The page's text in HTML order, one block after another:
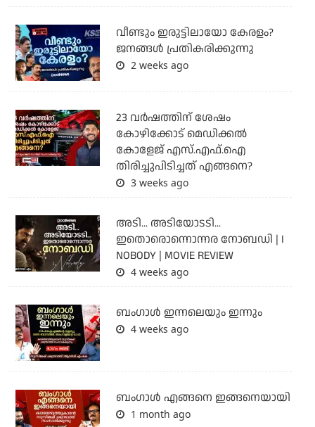
വീണ്ടും ഇരുട്ടിലായോ കേരളം?
ജനങ്ങൾ പ്രതികരിക്കുന്നു
2 weeks ago
23 വർഷത്തിന് ശേഷം
കോഴിക്കോട് മെഡിക്കൽ
കോളേജ് എസ്.എഫ്.ഐ
തിരിച്ചുപിടിച്ചത് എങ്ങനെ?
3 weeks ago
അടി... അടിയോടടി...
ഇതൊരൊന്നൊന്നര നോബഡി | I
NOBODY | MOVIE REVIEW
4 weeks ago
ബംഗാള്‍ ഇന്നലെയും ഇന്നും
4 weeks ago
ബം​ഗാൾ എങ്ങനെ ഇങ്ങനെയായി
1 month ago